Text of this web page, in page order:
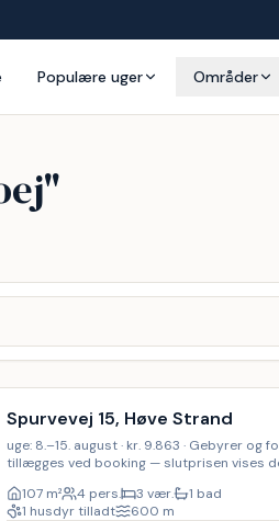
Populære uger Områder
"
Spurvevej 15, Høve Strand
uge: 8.–15. august · kr. 9.863 · Gebyrer og
tillægges ved booking — slutprisen vises
107 m² 4 pers. 3 vær.
1 bad
1 husdyr tilladt
600 m